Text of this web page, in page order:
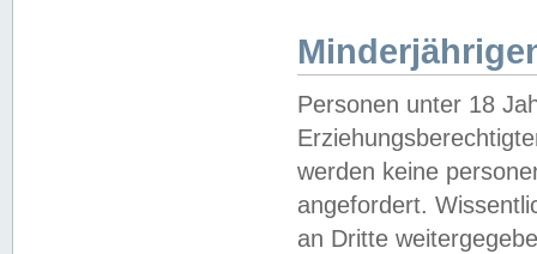
Personen unter 18
werden keine
angefordert.
an Dritte